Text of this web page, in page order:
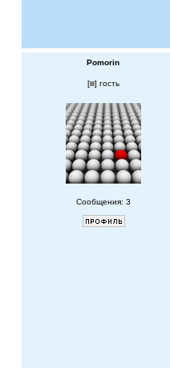
Pomorin
[ ] гость
Сообщения: 3